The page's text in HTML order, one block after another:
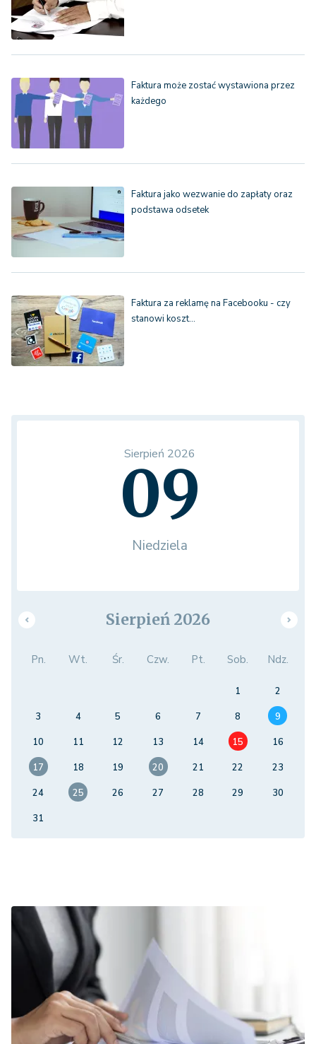
Faktura może zostać wystawiona przez
każdego
Faktura jako wezwanie do zapłaty oraz
podstawa odsetek
Faktura za reklamę na Facebooku - czy
stanowi koszt…
Sierpień 2026
09
Niedziela
Sierpień 2026
Pn. Wt. Śr. Czw. Pt. Sob. Ndz.
1
2
3
4 5 6 7 8
9
10
11 12 13 14 15
16
17
18 19 20 21 22
23
24
25 26 27 28 29
30
31